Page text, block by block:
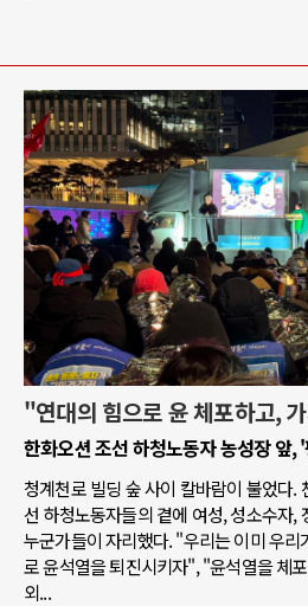
"연대의 힘으로 윤 체포하고,
한화오션 조선 하청노동자 농성장 앞,
청계천로 빌딩 숲 사이 칼바람이 불었다.
선 하청노동자들의 곁에 여성, 성소수자,
누군가들이 자리했다. "우리는 이미 우
로 윤석열을 퇴진시키자", "윤석열을 체
외...